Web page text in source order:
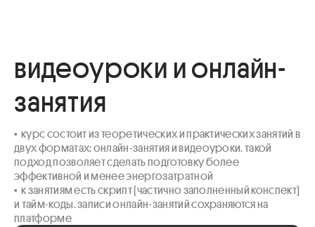
видеоуроки и онлайн-
занятия
•  курс состоит из теоретических и практических занятий в
двух форматах: онлайн-занятия и видеоуроки. такой
подход позволяет сделать подготовку более
эффективной и менее энергозатратной
•  к занятиям есть скрипт (частично заполненный конспект)
и тайм-коды. записи онлайн-занятий сохраняются на
платформе